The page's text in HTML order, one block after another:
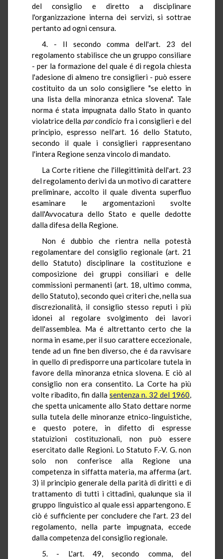
del consiglio e diretto a disciplinare
l'organizzazione interna dei servizi, si sottrae
pertanto ad ogni censura.
4. - Il secondo comma dell'art. 23 del
regolamento stabilisce che un gruppo consiliare
- per la formazione del quale é di regola chiesta
l'adesione di almeno tre consiglieri - può essere
costituito da un solo consigliere "se eletto in
una lista della minoranza etnica slovena". Tale
norma é stata impugnata dallo Stato in quanto
violatrice della par condicio fra i consiglieri e del
principio, espresso nell'art. 16 dello Statuto,
secondo il quale i consiglieri rappresentano
l'intera Regione senza vincolo di mandato.
La Corte ritiene che l'illegittimità dell'art. 23
del regolamento derivi da un motivo di carattere
preliminare, accolto il quale diventa superfluo
esaminare le argomentazioni svolte
dall'Avvocatura dello Stato e quelle dedotte
dalla difesa della Regione.
Non é dubbio che rientra nella potestà
regolamentare del consiglio regionale (art. 21
dello Statuto) disciplinare la costituzione e
composizione dei gruppi consiliari e delle
commissioni permanenti (art. 18, ultimo comma,
dello Statuto), secondo quei criteri che, nella sua
discrezionalità, il consiglio stesso reputi i più
idonei al regolare svolgimento dei lavori
dell'assemblea. Ma é altrettanto certo che la
norma in esame, per il suo carattere eccezionale,
tende ad un fine ben diverso, che é da ravvisare
in quello di predisporre una particolare tutela in
favore della minoranza etnica slovena. E ciò al
consiglio non era consentito. La Corte ha più
volte ribadito, fin dalla sentenza n. 32 del 1960,
che spetta unicamente allo Stato dettare norme
sulla tutela delle minoranze etnico-linguistiche,
e questo potere, in difetto di espresse
statuizioni costituzionali, non può essere
esercitato dalle Regioni. Lo Statuto F.-V. G. non
solo non conferisce alla Regione una
competenza in siffatta materia, ma afferma (art.
3) il principio generale della parità di diritti e di
trattamento di tutti i cittadini, qualunque sia il
gruppo linguistico al quale essi appartengono. E
ciò é sufficiente per concludere che l'art. 23 del
regolamento, nella parte impugnata, eccede
dalla competenza del consiglio regionale.
5. - L'art. 49, secondo comma, del